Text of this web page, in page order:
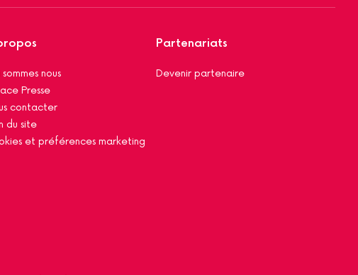
sommes nous
Presse
contacter
du site
et préférences marketing
Partenariats
Devenir partenaire